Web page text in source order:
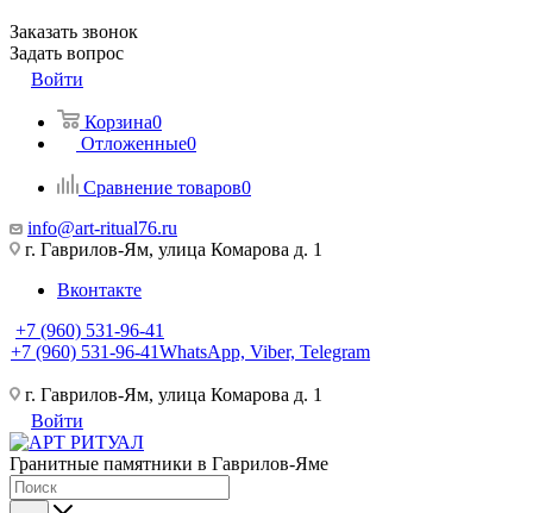
Заказать звонок
Задать вопрос
Войти
Корзина0
Отложенные0
Сравнение товаров0
info@art-ritual76.ru
г. Гаврилов-Ям, улица Комарова д. 1
Вконтакте
+7 (960) 531-96-41
+7 (960) 531-96-41WhatsApp, Viber, Telegram
г. Гаврилов-Ям, улица Комарова д. 1
Войти
Гранитные памятники в Гаврилов-Яме